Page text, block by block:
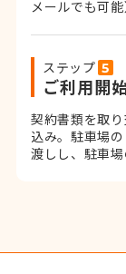
メールでも可能
ステップ
ご利用開
契約書類を取
込み。駐車場
渡しし、駐車